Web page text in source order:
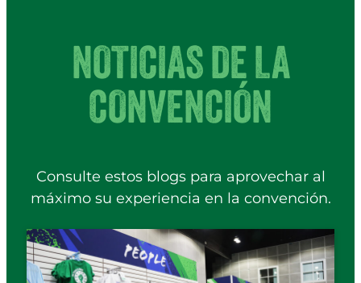
NOTICIAS DE LA
CONVENCIÓN
Consulte estos blogs para aprovechar al
máximo su experiencia en la convención.